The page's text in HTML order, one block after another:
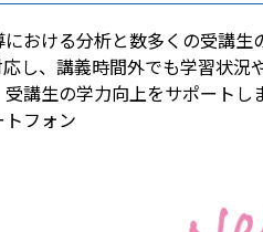
おける分析と数多くの受講
し、講義時間外でも学習状
講生の学力向上をサポートし
フォン